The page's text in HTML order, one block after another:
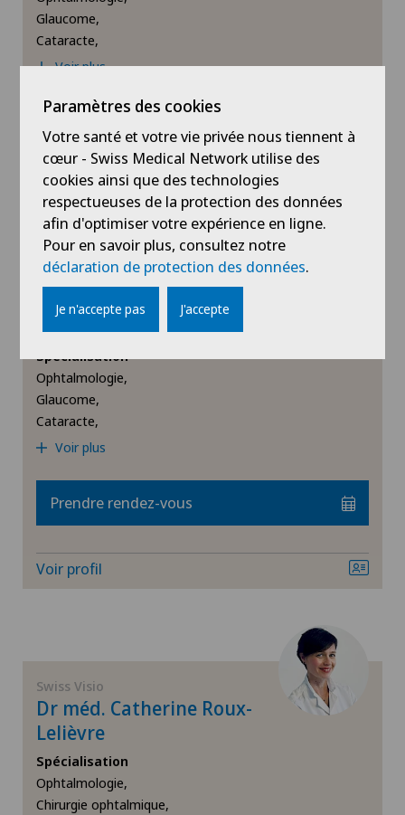
Clinique Montbrillant
Clinique Valmont
Consultations dans le Haut Valais
Cugnasco
Faido
Hôpital de La Providence
Ladies Permanence Stadelhofen
Locarno
Lugano
Medicentre Courroux
Medicentre Courtelary
Medicentre Moutier
Glaucome,
Cataracte,
Voir plus
Voir profil
Swiss Visio
Dr méd. Ségolène Roemer
Spécialisation
Ophtalmologie,
Glaucome,
Cataracte,
Voir plus
Prendre rendez-vous
Voir profil
Swiss Visio
Dr méd. Catherine Roux-
Lelièvre
Spécialisation
Ophtalmologie,
Chirurgie ophtalmique,
Paramètres des cookies
Votre santé et votre vie privée nous tiennent à
cœur - Swiss Medical Network utilise des
cookies ainsi que des technologies
respectueuses de la protection des données
afin d'optimiser votre expérience en ligne.
Pour en savoir plus, consultez notre
déclaration de protection des données.
Je n'accepte pas J'accepte